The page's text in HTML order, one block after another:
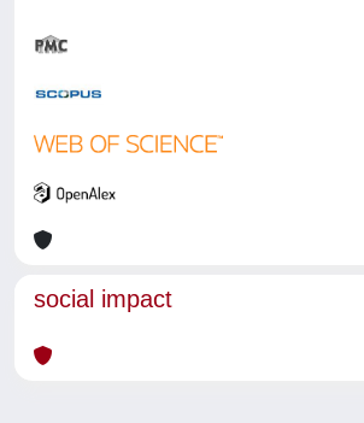
social impact